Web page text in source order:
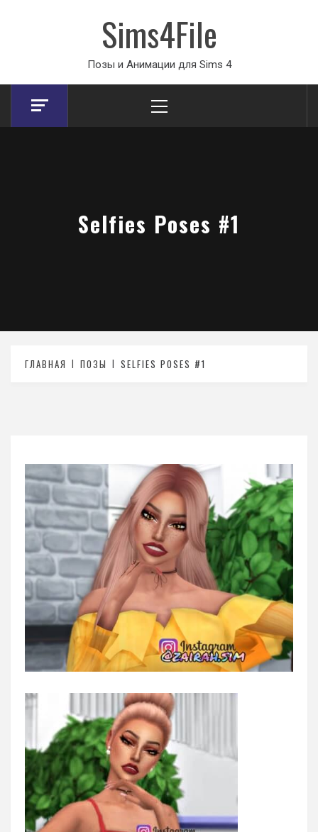
Sims4File
Позы и Анимации для Sims 4
Menu
Selfies Poses #1
ГЛАВНАЯ ПОЗЫ SELFIES POSES #1